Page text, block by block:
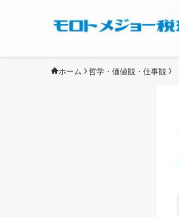
ホーム 哲学・価値観・仕事観